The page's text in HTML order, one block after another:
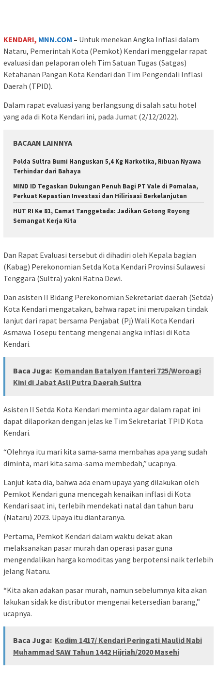
KENDARI, MNN.COM – Untuk menekan Angka Inflasi dalam
Nataru, Pemerintah Kota (Pemkot) Kendari menggelar rapat
evaluasi dan pelaporan oleh Tim Satuan Tugas (Satgas)
Ketahanan Pangan Kota Kendari dan Tim Pengendali Inflasi
Daerah (TPID).
Dalam rapat evaluasi yang berlangsung di salah satu hotel
yang ada di Kota Kendari ini, pada Jumat (2/12/2022).
BACAAN LAINNYA
Polda Sultra Bumi Hanguskan 5,4 Kg Narkotika, Ribuan Nyawa
Terhindar dari Bahaya
MIND ID Tegaskan Dukungan Penuh Bagi PT Vale di Pomalaa,
Perkuat Kepastian Investasi dan Hilirisasi Berkelanjutan
HUT RI Ke 81, Camat Tanggetada: Jadikan Gotong Royong
Semangat Kerja Kita
Dan Rapat Evaluasi tersebut di dihadiri oleh Kepala bagian
(Kabag) Perekonomian Setda Kota Kendari Provinsi Sulawesi
Tenggara (Sultra) yakni Ratna Dewi.
Dan asisten II Bidang Perekonomian Sekretariat daerah (Setda)
Kota Kendari mengatakan, bahwa rapat ini merupakan tindak
lanjut dari rapat bersama Penjabat (Pj) Wali Kota Kendari
Asmawa Tosepu tentang mengenai angka inflasi di Kota
Kendari.
Baca Juga: Komandan Batalyon Ifanteri 725/Woroagi
Kini di Jabat Asli Putra Daerah Sultra
Asisten II Setda Kota Kendari meminta agar dalam rapat ini
dapat dilaporkan dengan jelas ke Tim Sekretariat TPID Kota
Kendari.
“Olehnya itu mari kita sama-sama membahas apa yang sudah
diminta, mari kita sama-sama membedah,” ucapnya.
Lanjut kata dia, bahwa ada enam upaya yang dilakukan oleh
Pemkot Kendari guna mencegah kenaikan inflasi di Kota
Kendari saat ini, terlebih mendekati natal dan tahun baru
(Nataru) 2023. Upaya itu diantaranya.
Pertama, Pemkot Kendari dalam waktu dekat akan
melaksanakan pasar murah dan operasi pasar guna
mengendalikan harga komoditas yang berpotensi naik terlebih
jelang Nataru.
“Kita akan adakan pasar murah, namun sebelumnya kita akan
lakukan sidak ke distributor mengenai ketersedian barang,”
ucapnya.
Baca Juga: Kodim 1417/ Kendari Peringati Maulid Nabi
Muhammad SAW Tahun 1442 Hijriah/2020 Masehi